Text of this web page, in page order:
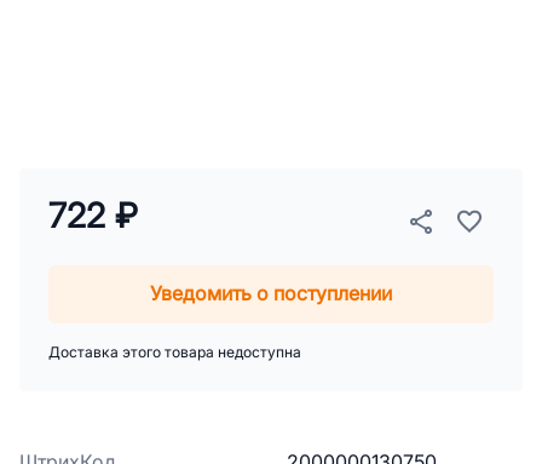
722 ₽
Уведомить о поступлении
Доставка этого товара недоступна